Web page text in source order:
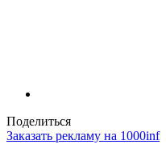
Поделиться
Заказать рекламу на 1000inf